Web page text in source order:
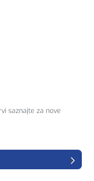
saznajte za nove